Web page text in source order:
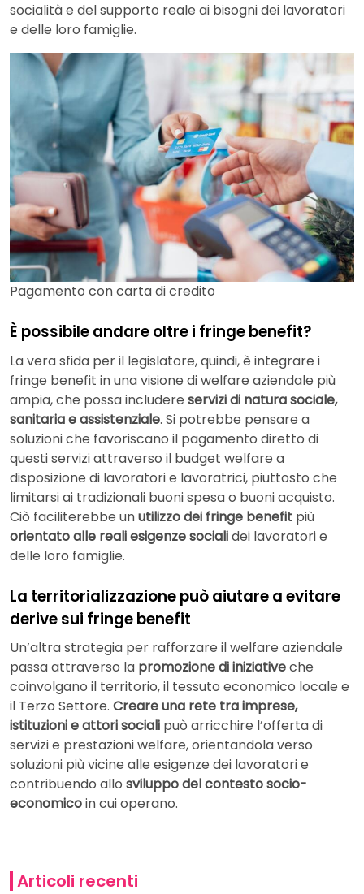
socialità e del supporto reale ai bisogni dei lavoratori
e delle loro famiglie.
Pagamento con carta di credito
È possibile andare oltre i fringe benefit?
La vera sfida per il legislatore, quindi, è integrare i
fringe benefit in una visione di welfare aziendale più
ampia, che possa includere servizi di natura sociale,
sanitaria e assistenziale. Si potrebbe pensare a
soluzioni che favoriscano il pagamento diretto di
questi servizi attraverso il budget welfare a
disposizione di lavoratori e lavoratrici, piuttosto che
limitarsi ai tradizionali buoni spesa o buoni acquisto.
Ciò faciliterebbe unutilizzo dei fringe benefit più
orientato alle reali esigenze socialidei lavoratori e
delle loro famiglie.
La territorializzazione può aiutare a evitare
derive sui fringe benefit
Un’altra strategia per rafforzare il welfare aziendale
passa attraverso la promozione di iniziativeche
coinvolgano il territorio, il tessuto economico locale e
il Terzo Settore. Creare una rete tra imprese,
istituzioni e attori sociali può arricchire l’offerta di
servizi e prestazioni welfare, orientandola verso
soluzioni più vicine alle esigenze dei lavoratori e
contribuendo allo sviluppo del contesto socio-
economicoin cui operano.
Articoli recenti